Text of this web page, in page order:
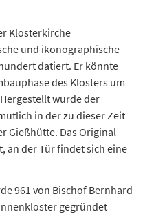
Klosterkirche
und ikonographische
datiert. Er könnte
des Klosters um
wurde der
in der zu dieser Zeit
Gießhütte. Das Original
an der Tür findet sich eine
961 von Bischof Bernhard
gegründet